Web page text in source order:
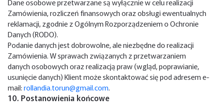
Dane osobowe przetwarzane są wyłącznie w celu realizacji
Zamówienia, rozliczeń finansowych oraz obsługi ewentualnych
reklamacji, zgodnie z Ogólnym Rozporządzeniem o Ochronie
Danych (RODO).
Podanie danych jest dobrowolne, ale niezbędne do realizacji
Zamówienia. W sprawach związanych z przetwarzaniem
danych osobowych oraz realizacją praw (wgląd, poprawianie,
usunięcie danych) Klient może skontaktować się pod adresem e-
mail:rollandia.torun@gmail.com.
10. Postanowienia końcowe